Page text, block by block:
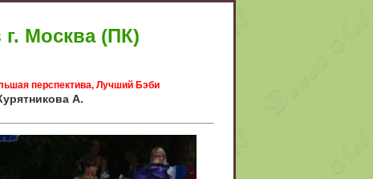
Москва (ПК)
перспектива, Лучший Бэби
А.